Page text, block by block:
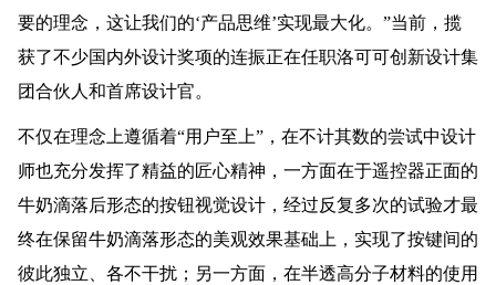
要的理念，这让我们的‘产品思维’实现最大化。”当前，揽
获了不少国内外设计奖项的连振正在任职洛可可创新设计集
团合伙人和首席设计官。
不仅在理念上遵循着“用户至上”，在不计其数的尝试中设计
师也充分发挥了精益的匠心精神，一方面在于遥控器正面的
牛奶滴落后形态的按钮视觉设计，经过反复多次的试验才最
终在保留牛奶滴落形态的美观效果基础上，实现了按键间的
彼此独立、各不干扰；另一方面，在半透高分子材料的使用